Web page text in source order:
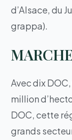
d’Alsace, du
grappa).
Avec dix
million
DOC, cette
grands